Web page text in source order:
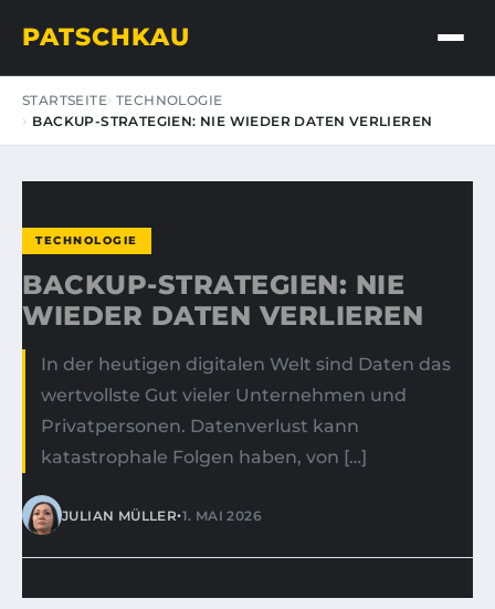
PATSCHKAU
STARTSEITE TECHNOLOGIE
BACKUP-STRATEGIEN: NIE WIEDER DATEN VERLIEREN
TECHNOLOGIE
BACKUP-STRATEGIEN: NIE
WIEDER DATEN VERLIEREN
In der heutigen digitalen Welt sind Daten das
wertvollste Gut vieler Unternehmen und
Privatpersonen. Datenverlust kann
katastrophale Folgen haben, von […]
JULIAN MÜLLER•1. MAI 2026